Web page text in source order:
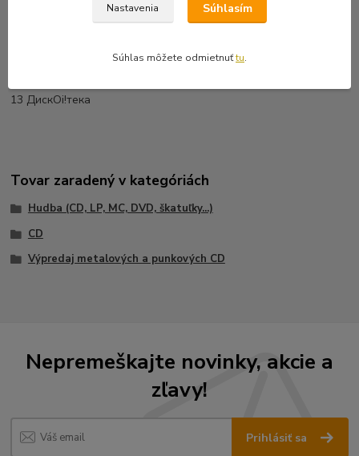
12 Proud To Be Punk
13 ДискOi!тека
Tovar zaradený v kategóriách
Hudba (CD, LP, MC, DVD, škatuľky...)
CD
Výpredaj metalových a punkových CD
Nepremeškajte novinky, akcie a
zľavy!
Prihlásiť sa
Nastavenia Súhlasím
Súhlas môžete odmietnuťtu.